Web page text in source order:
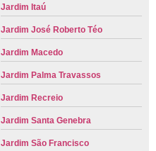
Jardim Itaú
Jardim José Roberto Téo
Jardim Macedo
Jardim Palma Travassos
Jardim Recreio
Jardim Santa Genebra
Jardim São Francisco